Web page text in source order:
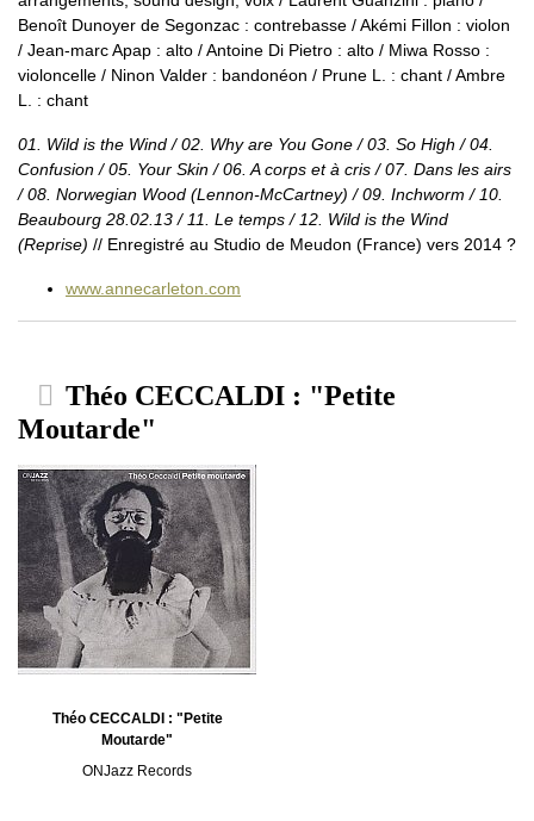
Benoît Dunoyer de Segonzac : contrebasse / Akémi Fillon : violon
/ Jean-marc Apap : alto / Antoine Di Pietro : alto / Miwa Rosso :
violoncelle / Ninon Valder : bandonéon / Prune L. : chant / Ambre
L. : chant
01. Wild is the Wind / 02. Why are You Gone / 03. So High / 04.
Confusion / 05. Your Skin / 06. A corps et à cris / 07. Dans les airs
/ 08. Norwegian Wood (Lennon-McCartney) / 09. Inchworm / 10.
Beaubourg 28.02.13 / 11. Le temps / 12. Wild is the Wind
(Reprise) // Enregistré au Studio de Meudon (France) vers 2014 ?
www.annecarleton.com
Théo CECCALDI : "Petite
Moutarde"
Théo CECCALDI : "Petite
Moutarde"
ONJazz Records